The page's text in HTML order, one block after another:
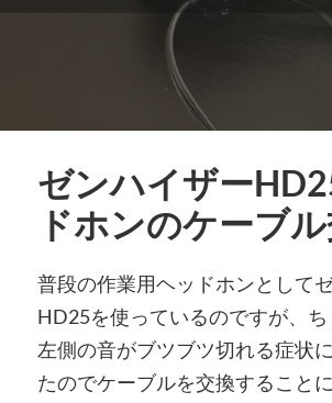
ゼンハイザー
ドホンのケーブ
普段の作業用ヘッドホンとして
HD25を使っているのですが、ち
左側の音がブツブツ切れる症状
たのでケーブルを交換することに